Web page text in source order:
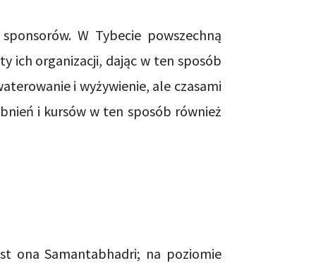
W Tybecie powszechną
ich organizacji, dając w ten sposób
i wyżywienie, ale czasami
i kursów w ten sposób również
ona Samantabhadri; na poziomie